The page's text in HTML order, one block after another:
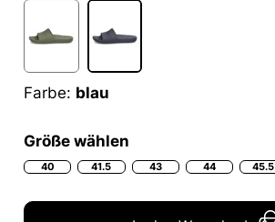
Farbe: blau
Größe wählen
40 41.5 43 44 45.5